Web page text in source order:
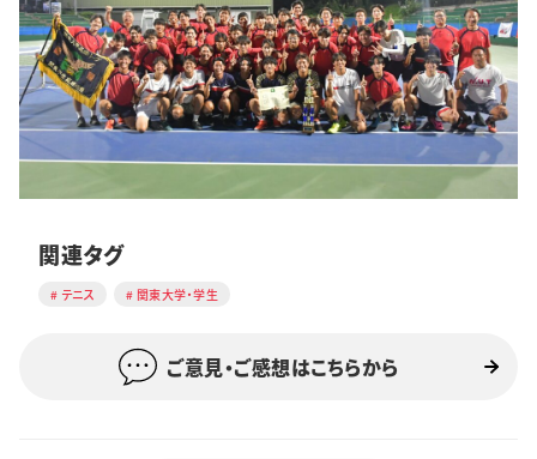
関連タグ
テニス 関東大学・学生
ご意見・ご感想はこちらから